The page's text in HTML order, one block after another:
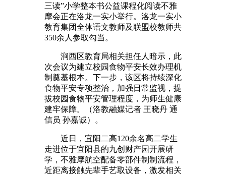
三读”小学整本书公益课程化阅读不雅
摩会正在洛龙一实小举行。洛龙一实小
教育集团全体语文教师及联盟校教师共
350余人参取勾当。
涧西区教育局相关担任人暗示，此
次会议为建立校园食物平安长效办理机
制奠基根本。下一步，该区将持续深化
食物平安专项整治，加强日常监视，提
拔校园食物平安管理程度，为师生健康
建牢保障。（洛教融媒记者 王晓丹 通
信员 孙嘉诚）。
近日，宜阳二高120余名高二学生
走进位于宜阳县的九创财产园开展研
学，不雅摩航空配备零部件制制流程，
近距离接触先辈手艺取设备，激发相关